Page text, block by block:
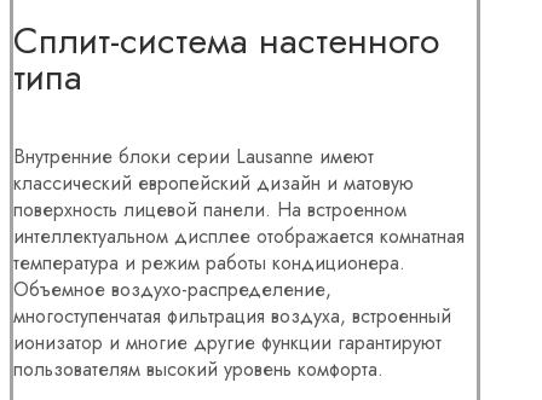
Сплит-система настенного
типа
Внутренние блоки серии Lausanne имеют
классический европейский дизайн и матовую
поверхность лицевой панели. На встроенном
интеллектуальном дисплее отображается комнатная
температура и режим работы кондиционера.
Объемное воздухо-распределение,
многоступенчатая фильтрация воздуха, встроенный
ионизатор и многие другие функции гарантируют
пользователям высокий уровень комфорта.